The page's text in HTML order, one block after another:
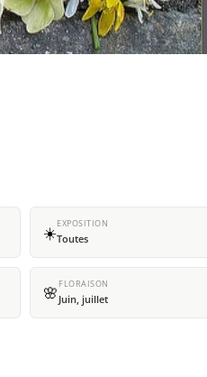
☀️EXPOSITION
Toutes
🌸 FLORAISON
Juin, juillet